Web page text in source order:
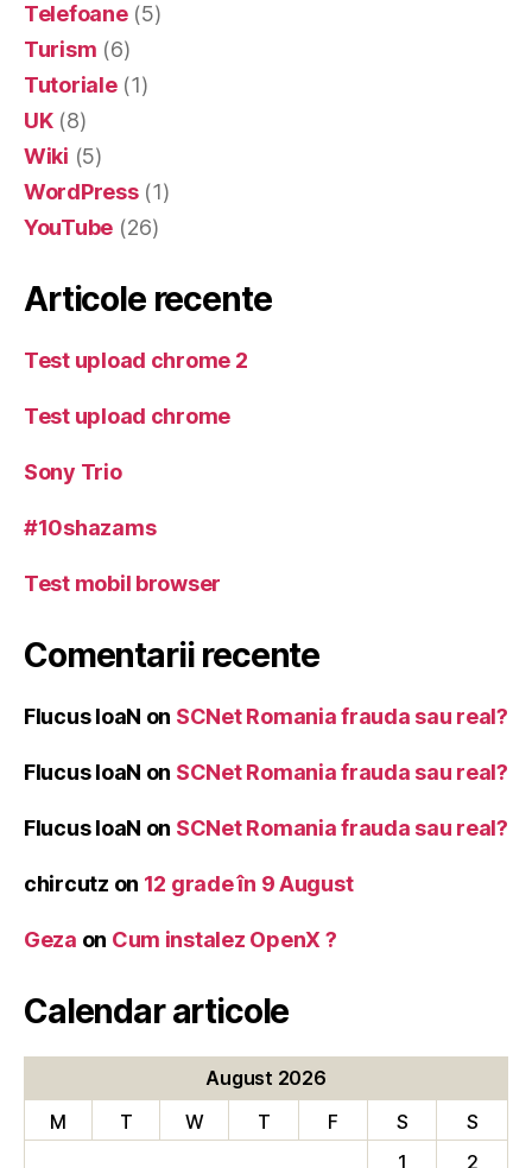
Telefoane(5)
Turism (6)
Tutoriale(1)
UK(8)
Wiki (5)
WordPress(1)
YouTube (26)
Articole recente
Test upload chrome 2
Test upload chrome
Sony Trio
#10shazams
Test mobil browser
Comentarii recente
Flucus IoaN on SCNet Romania frauda sau real?
Flucus IoaN on SCNet Romania frauda sau real?
Flucus IoaN on SCNet Romania frauda sau real?
chircutz on 12 grade în 9 August
Geza on Cum instalez OpenX ?
Calendar articole
August 2026
M
T W T F S
S
1
2